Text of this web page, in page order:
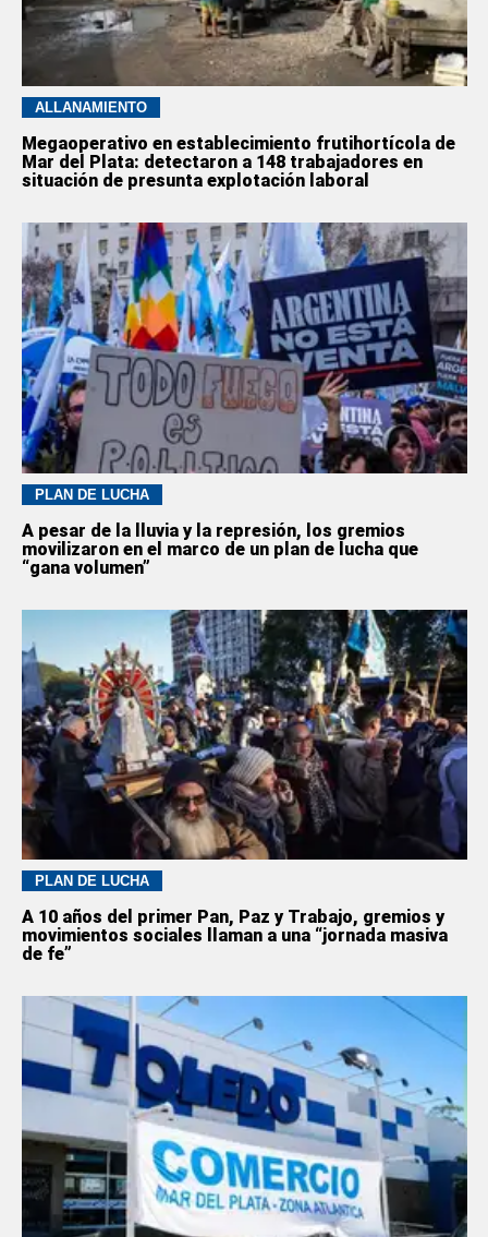
ALLANAMIENTO
Megaoperativo en establecimiento frutihortícola de
Mar del Plata: detectaron a 148 trabajadores en
situación de presunta explotación laboral
PLAN DE LUCHA
A pesar de la lluvia y la represión, los gremios
movilizaron en el marco de un plan de lucha que
“gana volumen”
PLAN DE LUCHA
A 10 años del primer Pan, Paz y Trabajo, gremios y
movimientos sociales llaman a una “jornada masiva
de fe”